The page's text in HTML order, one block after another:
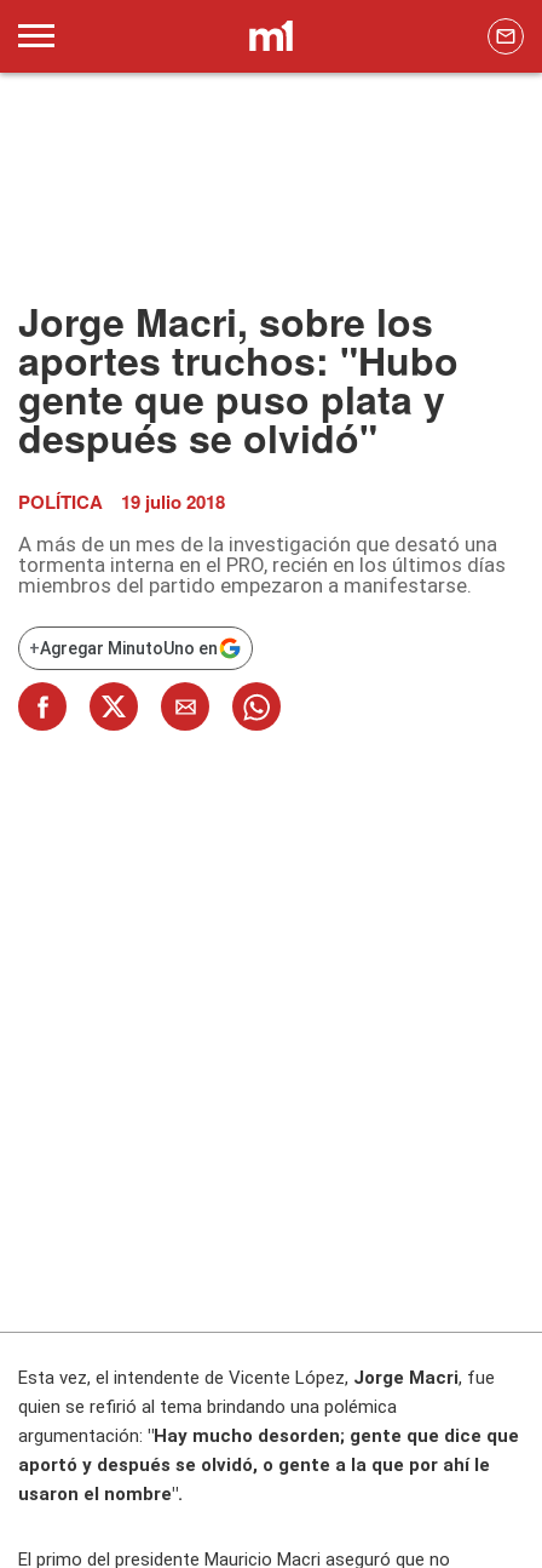
Jorge Macri, sobre los
aportes truchos: "Hubo
gente que puso plata y
después se olvidó"
POLÍTICA 19 julio 2018
A más de un mes de la investigación que desató una
tormenta interna en el PRO, recién en los últimos días
miembros del partido empezaron a manifestarse.
+Agregar MinutoUno en
Esta vez, el intendente de Vicente López, Jorge Macri, fue
quien se refirió al tema brindando una polémica
argumentación: "Hay mucho desorden; gente que dice que
aportó y después se olvidó, o gente a la que por ahí le
usaron el nombre".
El primo del presidente Mauricio Macri aseguró que no